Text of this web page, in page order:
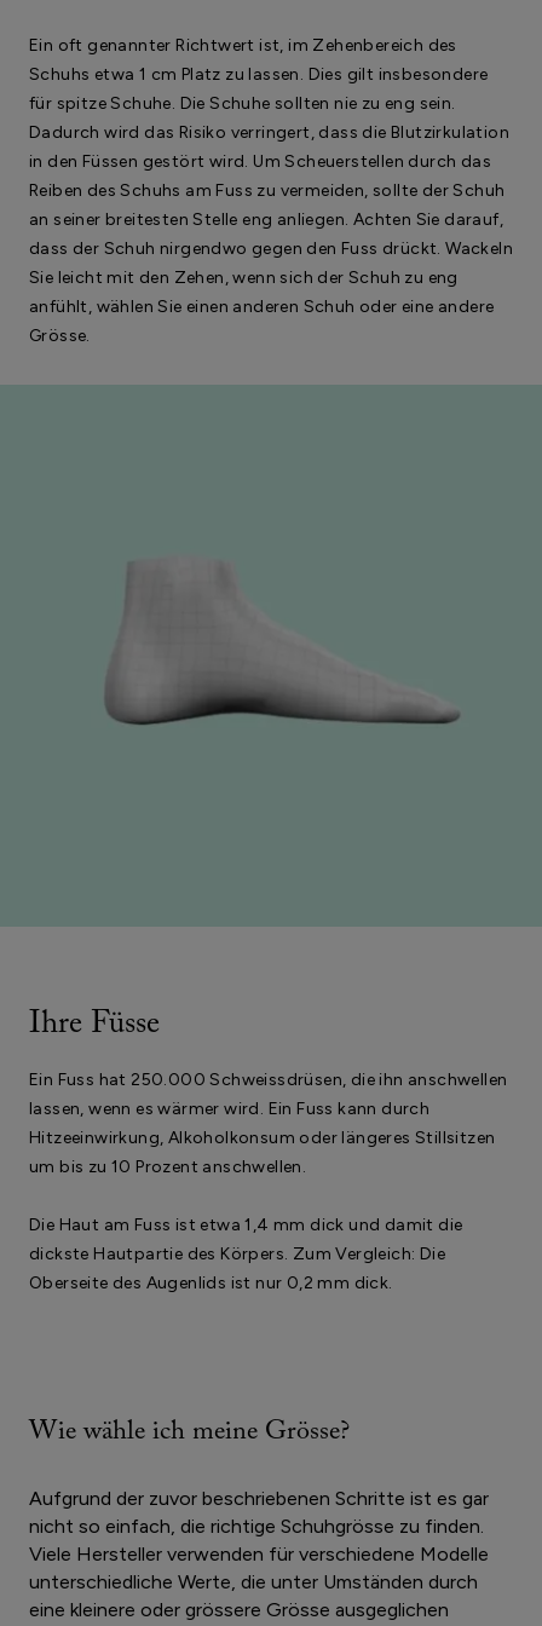
Ein oft genannter Richtwert ist, im Zehenbereich des
Schuhs etwa 1 cm Platz zu lassen. Dies gilt insbesondere
für spitze Schuhe. Die Schuhe sollten nie zu eng sein.
Dadurch wird das Risiko verringert, dass die Blutzirkulation
in den Füssen gestört wird. Um Scheuerstellen durch das
Reiben des Schuhs am Fuss zu vermeiden, sollte der Schuh
an seiner breitesten Stelle eng anliegen. Achten Sie darauf,
dass der Schuh nirgendwo gegen den Fuss drückt. Wackeln
Sie leicht mit den Zehen, wenn sich der Schuh zu eng
anfühlt, wählen Sie einen anderen Schuh oder eine andere
Grösse.
Ihre Füsse
Ein Fuss hat 250.000 Schweissdrüsen, die ihn anschwellen
lassen, wenn es wärmer wird. Ein Fuss kann durch
Hitzeeinwirkung, Alkoholkonsum oder längeres Stillsitzen
um bis zu 10 Prozent anschwellen.
Die Haut am Fuss ist etwa 1,4 mm dick und damit die
dickste Hautpartie des Körpers. Zum Vergleich: Die
Oberseite des Augenlids ist nur 0,2 mm dick.
Wie wähle ich meine Grösse?
Aufgrund der zuvor beschriebenen Schritte ist es gar
nicht so einfach, die richtige Schuhgrösse zu finden.
Viele Hersteller verwenden für verschiedene Modelle
unterschiedliche Werte, die unter Umständen durch
eine kleinere oder grössere Grösse ausgeglichen